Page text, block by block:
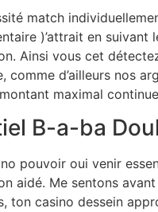
match
)’attrait en
Ainsi vous cet
d’ailleurs nos
maximal
B-a-ba
pouvoir oui venir
aidé. Me sentons
ton casino dessein